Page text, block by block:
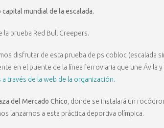
capital mundial de la escalada.
la prueba Red Bull Creepers.
disfrutar de esta prueba de psicobloc (escalada
en el puente de la línea ferroviaria que une Ávila y
través de la web de la organización.
del Mercado Chico , donde se instalará un
lanzarnos a esta práctica deportiva olímpica.